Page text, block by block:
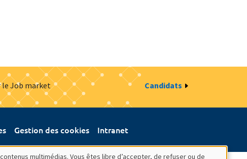
le Job market Candidats
Gestion des cookies Intranet
multimédias. Vous êtes libre d’accepter, de refuser ou de